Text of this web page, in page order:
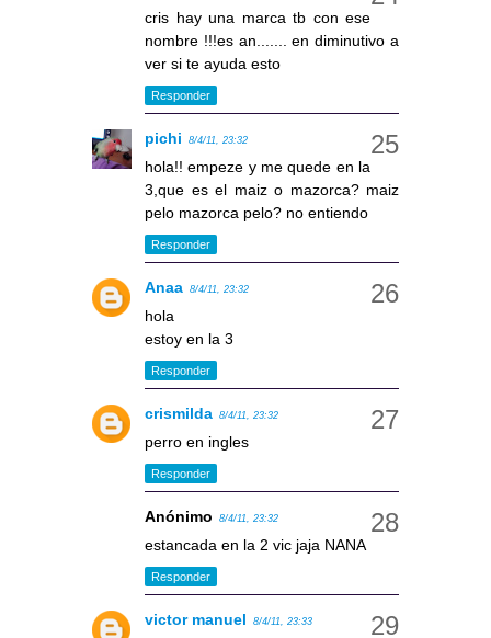
cris hay una marca tb con ese
nombre !!!es an....... en diminutivo a
ver si te ayuda esto
Responder
pichi 8/4/11, 23:32
hola!! empeze y me quede en la
3,que es el maiz o mazorca? maiz
pelo mazorca pelo? no entiendo
Responder
Anaa 8/4/11, 23:32
hola
estoy en la 3
Responder
crismilda 8/4/11, 23:32
perro en ingles
Responder
Anónimo 8/4/11, 23:32
estancada en la 2 vic jaja NANA
Responder
victor manuel 8/4/11, 23:33